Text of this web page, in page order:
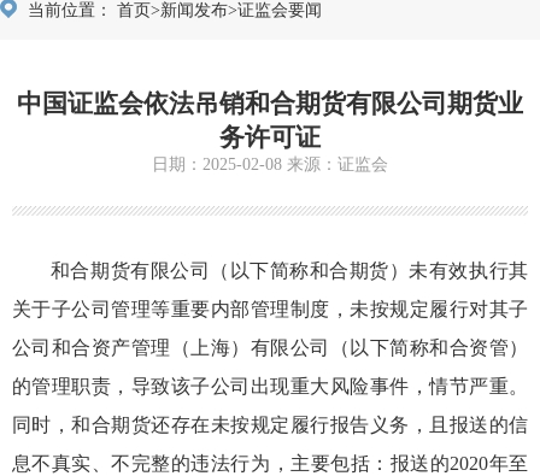
当前位置： 首页>新闻发布>证监会要闻
中国证监会依法吊销和合期货有限公司期货业
务许可证
日期：2025-02-08 来源：证监会
和合期货有限公司（以下简称和合期货）未有效执行其
关于子公司管理等重要内部管理制度，未按规定履行对其子
公司 和合资产管理（上海）有限公司
（以下简称和合资管）
的管理职责 ，导致该子公司出现重大风险事件，情节严重。
同时，和合期货还存在未按规定履行报告义务，且报送的信
息不真实、不完整的违法行为 ，主要包括： 报送的2020年至